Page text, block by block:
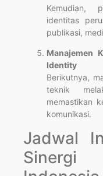
Kemudian,
identitas
publikasi,
Manajemen
Identity
Berikutnya,
teknik
memastikan
komunikasi.
Jadwal
Sinergi